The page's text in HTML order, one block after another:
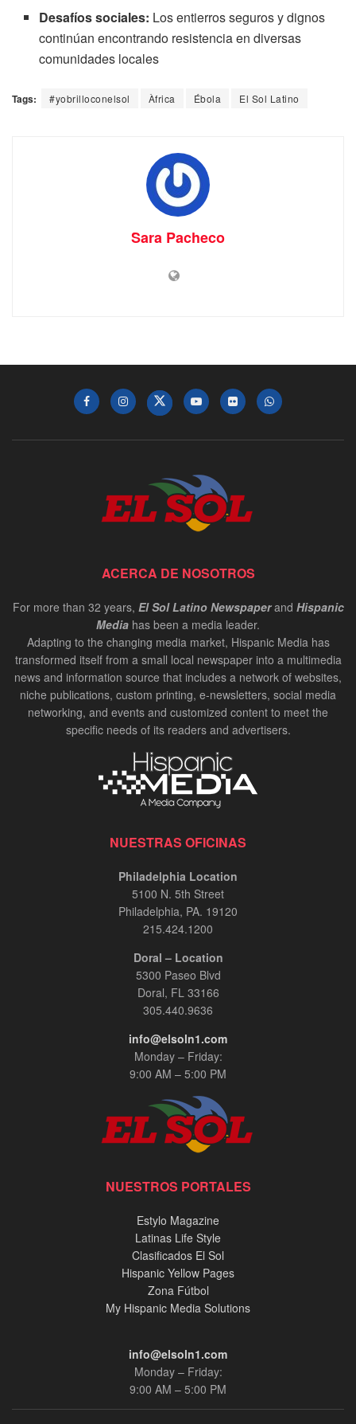
Desafíos sociales: Los entierros seguros y dignos
continúan encontrando resistencia en diversas
comunidades locales
Tags: #yobrilloconelsol Àfrica Ébola El Sol Latino
Sara Pacheco
ACERCA DE NOSOTROS
For more than 32 years, El Sol Latino Newspaperand Hispanic
Media has been a media leader.
Adapting to the changing media market, Hispanic Media has
transformed itself from a small local newspaper into a multimedia
news and information source that includes a network of websites,
niche publications, custom printing, e-newsletters, social media
networking, and events and customized content to meet the
specific needs of its readers and advertisers.
NUESTRAS OFICINAS
Philadelphia Location
5100 N. 5th Street
Philadelphia, PA. 19120
215.424.1200
Doral – Location
5300 Paseo Blvd
Doral, FL 33166
305.440.9636
info@elsoln1.com
Monday – Friday:
9:00 AM – 5:00 PM
NUESTROS PORTALES
Estylo Magazine
Latinas Life Style
Clasificados El Sol
Hispanic Yellow Pages
Zona Fútbol
My Hispanic Media Solutions
info@elsoln1.com
Monday – Friday:
9:00 AM – 5:00 PM